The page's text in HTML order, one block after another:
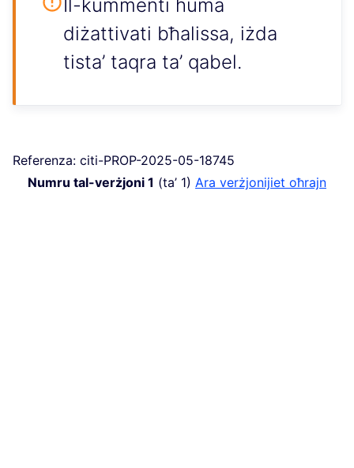
Il-kummenti huma
diżattivati bħalissa, iżda
tista’ taqra ta’ qabel.
Referenza: citi-PROP-2025-05-18745
Numru tal-verżjoni 1 (ta’ 1) ara verżjonijiet oħrajn